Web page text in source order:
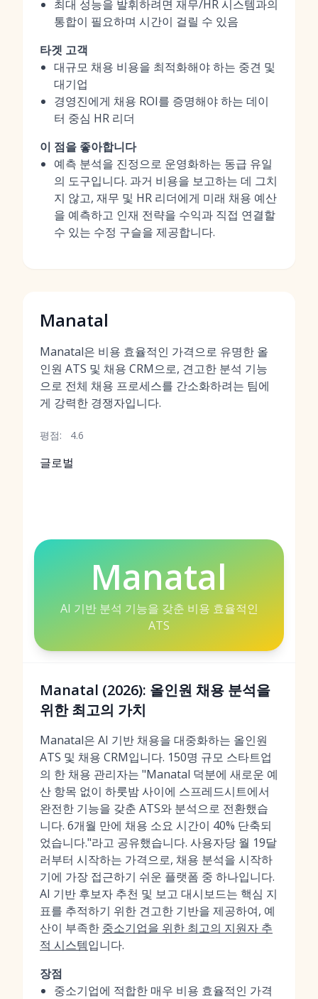
최대 성능을 발휘하려면 재무/HR 시스템과의
통합이 필요하며 시간이 걸릴 수 있음
타겟 고객
대규모 채용 비용을 최적화해야 하는 중견 및
대기업
경영진에게 채용 ROI를 증명해야 하는 데이
터 중심 HR 리더
이 점을 좋아합니다
예측 분석을 진정으로 운영화하는 동급 유일
의 도구입니다. 과거 비용을 보고하는 데 그치
지 않고, 재무 및 HR 리더에게 미래 채용 예산
을 예측하고 인재 전략을 수익과 직접 연결할
수 있는 수정 구슬을 제공합니다.
Manatal
Manatal은 비용 효율적인 가격으로 유명한 올
인원 ATS 및 채용 CRM으로, 견고한 분석 기능
으로 전체 채용 프로세스를 간소화하려는 팀에
게 강력한 경쟁자입니다.
평점: 4.6
글로벌
Manatal
AI 기반 분석 기능을 갖춘 비용 효율적인
ATS
Manatal (2026): 올인원 채용 분석을
위한 최고의 가치
Manatal은 AI 기반 채용을 대중화하는 올인원
ATS 및 채용 CRM입니다. 150명 규모 스타트업
의 한 채용 관리자는 "Manatal 덕분에 새로운 예
산 항목 없이 하룻밤 사이에 스프레드시트에서
완전한 기능을 갖춘 ATS와 분석으로 전환했습
니다. 6개월 만에 채용 소요 시간이 40% 단축되
었습니다."라고 공유했습니다. 사용자당 월 19달
러부터 시작하는 가격으로, 채용 분석을 시작하
기에 가장 접근하기 쉬운 플랫폼 중 하나입니다.
AI 기반 후보자 추천 및 보고 대시보드는 핵심 지
표를 추적하기 위한 견고한 기반을 제공하여, 예
산이 부족한 중소기업을 위한 최고의 지원자 추
적 시스템입니다.
장점
중소기업에 적합한 매우 비용 효율적인 가격